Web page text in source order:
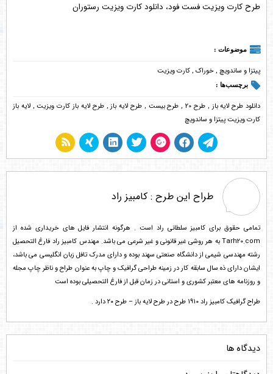
طرح کارت ویزیت فست فود، دانلود کارت ویزیت رستوران
موضوعات :
پیتزا و ساندویچ ,خوراک ,کارت ویزیت
برچسب‌ها :
دانلود طرح لایه باز,طرح 20 , طرح بیست , طرح لایه باز,طرح لایه باز کارت ویزیت,لایه باز
کارت ویزیت پیتزا و ساندویچ
طراح این طرح : کامبیز راد
تمامی حقوق برای کامبیز سلطانی راد است . هرگونه انتشار فایل های خریداری شده از
Tarh20.com به هر روشی غیر قانونی و غیر شرعی می باشد. مهندس کامبیز راد فارغ التحصیل
رشته مهندسی شیمی از دانشگاه صنعتی سهند بوده و دارای مدرک تافل زبان انگلیسی می باشد،
ایشان دارای ذه سال سابقه کار در زمینه طراحی گرافیک و چاپ به عنوان طراح و ناظر چاپ مجله
و روزنامه های معتبر کشوری و استانی در زمان قبل از فارغ التحصیلی بوده است
طراح گرافیک کامبیز راد 1910 طرح در طرح لایه باز – طرح ۲۰ دارد .
دیدگاه ها